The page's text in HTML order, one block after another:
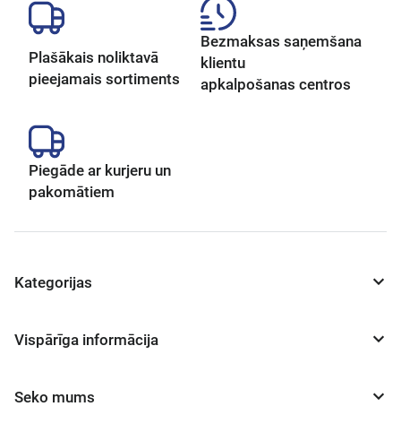
Plašākais noliktavā
pieejamais sortiments
Bezmaksas saņemšana
klientu
apkalpošanas centros
Piegāde ar kurjeru un
pakomātiem
Kategorijas
Vispārīga informācija
Seko mums